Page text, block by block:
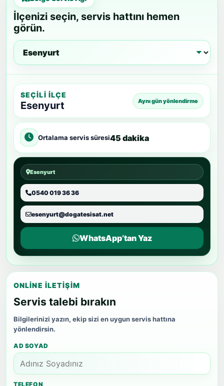
İlçenizi seçin, servis hattını hemen
görün.
SEÇILI İLÇE
Esenyurt
0540 019 36 36
esenyurt@dogatesisat.net
WhatsApp’tan Yaz
ONLINE İLETIŞIM
Servis talebi bırakın
yönlendirsin.
TELEFON